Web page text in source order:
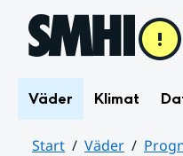
Hoppa till sidans innehåll
Väder Klimat
Start Väder